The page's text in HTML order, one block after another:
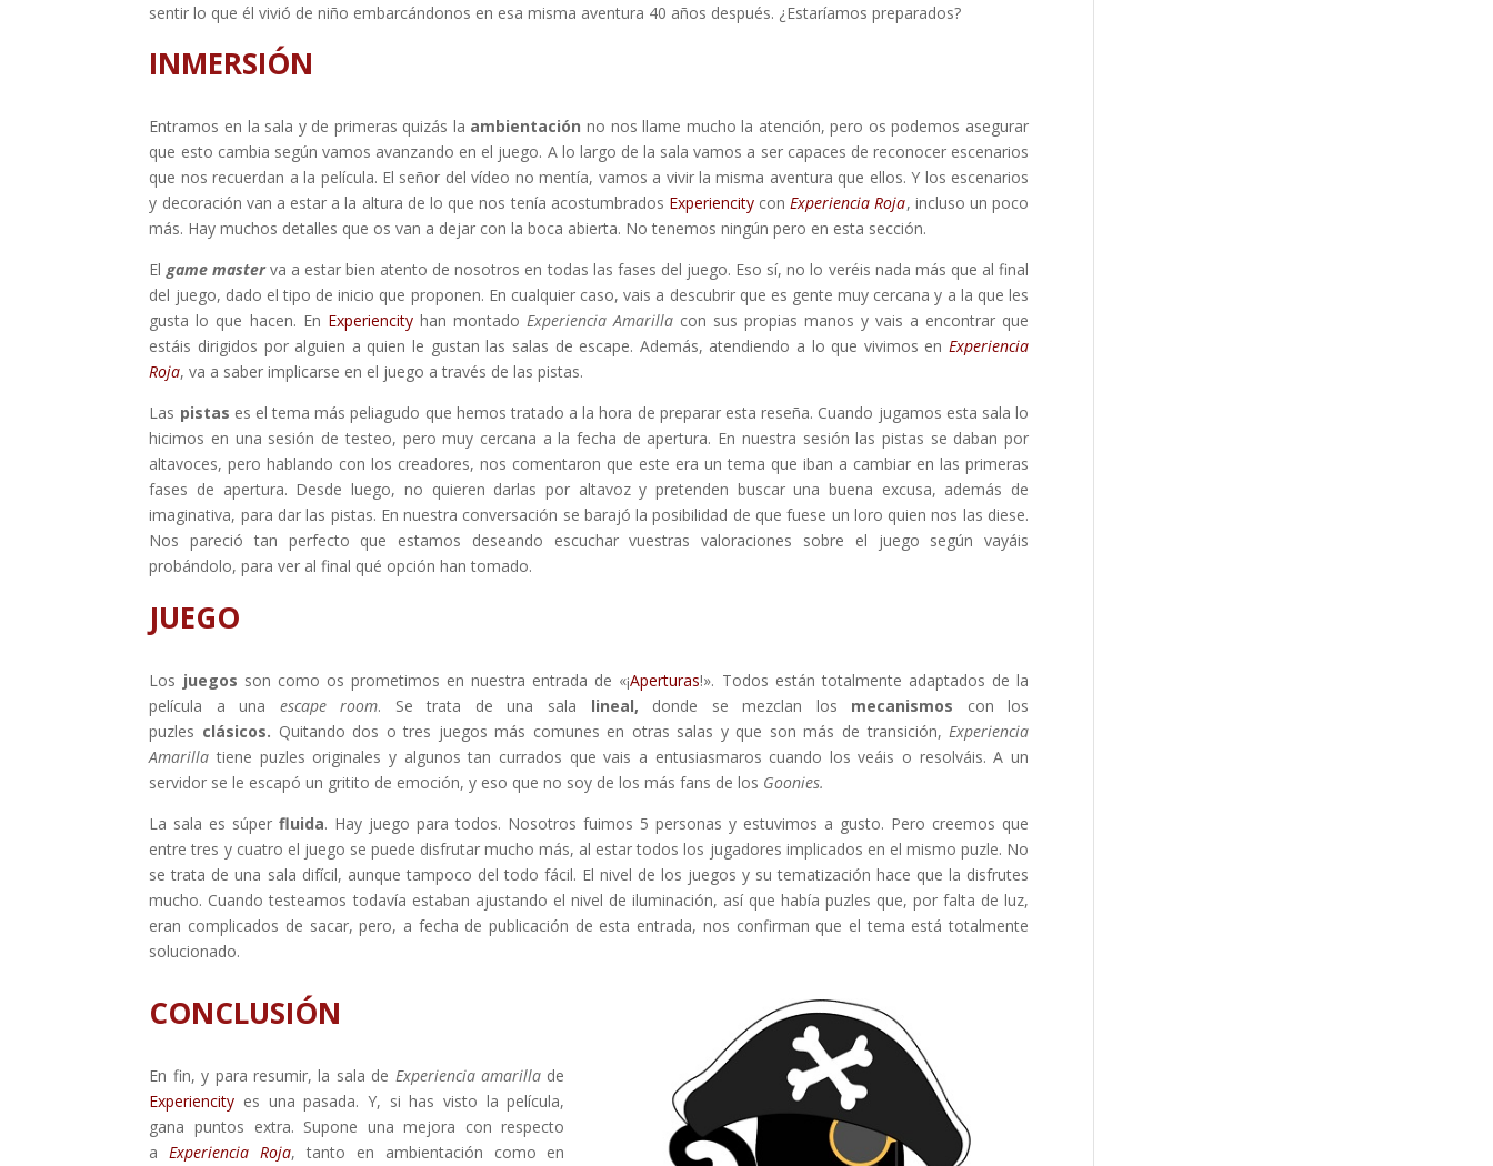
sentir lo que él vivió de niño embarcándonos en esa misma aventura 40 años después. ¿Estaríamos preparados?
INMERSIÓN
Entramos en la sala y de primeras quizás la ambientación no nos llame mucho la atención, pero os podemos asegurar
que esto cambia según vamos avanzando en el juego. A lo largo de la sala vamos a ser capaces de reconocer escenarios
que nos recuerdan a la película. El señor del vídeo no mentía, vamos a vivir la misma aventura que ellos. Y los escenarios
y decoración van a estar a la altura de lo que nos tenía acostumbrados Experiencitycon Experiencia Roja, incluso un poco
más. Hay muchos detalles que os van a dejar con la boca abierta. No tenemos ningún pero en esta sección.
El game master va a estar bien atento de nosotros en todas las fases del juego. Eso sí, no lo veréis nada más que al final
del juego, dado el tipo de inicio que proponen. En cualquier caso, vais a descubrir que es gente muy cercana y a la que les
gusta lo que hacen. En Experiencityhan montado Experiencia Amarilla con sus propias manos y vais a encontrar que
estáis dirigidos por alguien a quien le gustan las salas de escape. Además, atendiendo a lo que vivimos enExperiencia
Roja, va a saber implicarse en el juego a través de las pistas.
Las pistas es el tema más peliagudo que hemos tratado a la hora de preparar esta reseña. Cuando jugamos esta sala lo
hicimos en una sesión de testeo, pero muy cercana a la fecha de apertura. En nuestra sesión las pistas se daban por
altavoces, pero hablando con los creadores, nos comentaron que este era un tema que iban a cambiar en las primeras
fases de apertura. Desde luego, no quieren darlas por altavoz y pretenden buscar una buena excusa, además de
imaginativa, para dar las pistas. En nuestra conversación se barajó la posibilidad de que fuese un loro quien nos las diese.
Nos pareció tan perfecto que estamos deseando escuchar vuestras valoraciones sobre el juego según vayáis
probándolo, para ver al final qué opción han tomado.
JUEGO
Los juegos son como os prometimos en nuestra entrada de «¡Aperturas!». Todos están totalmente adaptados de la
película a una
escape room. Se trata de una sala lineal, donde se mezclan los mecanismos
con los
puzles clásicos. Quitando dos o tres juegos más comunes en otras salas y que son más de transición, Experiencia
Amarilla tiene puzles originales y algunos tan currados que vais a entusiasmaros cuando los veáis o resolváis. A un
servidor se le escapó un gritito de emoción, y eso que no soy de los más fans de los Goonies.
La sala es súperfluida. Hay juego para todos. Nosotros fuimos 5 personas y estuvimos a gusto. Pero creemos que
entre tres y cuatro el juego se puede disfrutar mucho más, al estar todos los jugadores implicados en el mismo puzle. No
se trata de una sala difícil, aunque tampoco del todo fácil. El nivel de los juegos y su tematización hace que la disfrutes
mucho. Cuando testeamos todavía estaban ajustando el nivel de iluminación, así que había puzles que, por falta de luz,
eran complicados de sacar, pero, a fecha de publicación de esta entrada, nos confirman que el tema está totalmente
solucionado.
CONCLUSIÓN
En fin, y para resumir, la sala de Experiencia amarilla de
Experiencity es una pasada. Y, si has visto la película,
gana puntos extra. Supone una mejora con respecto
a Experiencia Roja, tanto en ambientación como en